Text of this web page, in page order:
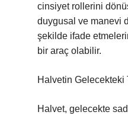
cinsiyet rollerini
duygusal ve manevi
şekilde ifade
bir araç olabilir.
Halvetin Gelecekteki
Halvet, gelecekte